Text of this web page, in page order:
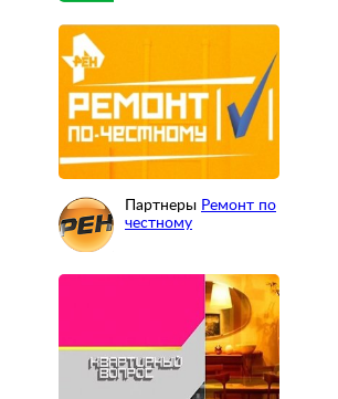
Партнеры Ремонт по
честному